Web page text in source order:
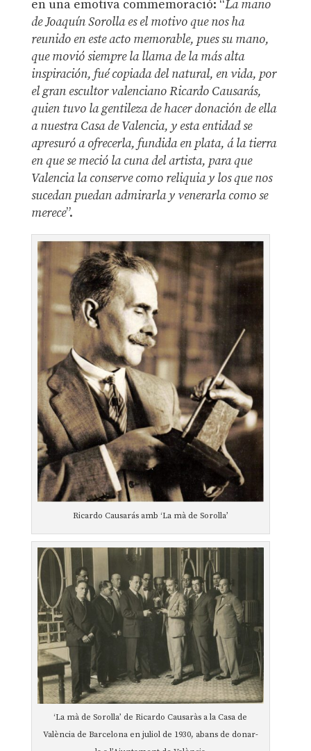
en una emotiva commemoració: “La mano
de Joaquín Sorolla es el motivo que nos ha
reunido en este acto memorable, pues su mano,
que movió siempre la llama de la más alta
inspiración, fué copiada del natural, en vida, por
el gran escultor valenciano Ricardo Causarás,
quien tuvo la gentileza de hacer donación de ella
a nuestra Casa de Valencia, y esta entidad se
apresuró a ofrecerla, fundida en plata, á la tierra
en que se meció la cuna del artista, para que
Valencia la conserve como reliquia y los que nos
sucedan puedan admirarla y venerarla como se
merece”.
Ricardo Causarás amb ‘La mà de Sorolla’
‘La mà de Sorolla’ de Ricardo Causaràs a la Casa de
València de Barcelona en juliol de 1930, abans de donar-